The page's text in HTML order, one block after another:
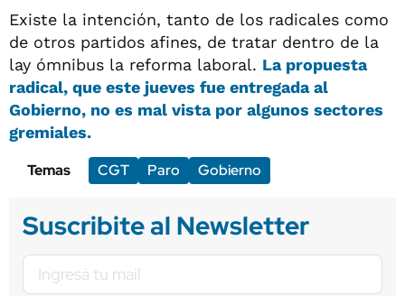
Existe la intención, tanto de los radicales como
de otros partidos afines, de tratar dentro de la
lay ómnibus la reforma laboral. La propuesta
radical, que este jueves fue entregada al
Gobierno, no es mal vista por algunos sectores
gremiales.
Temas
CGT Paro Gobierno
Suscribite al Newsletter